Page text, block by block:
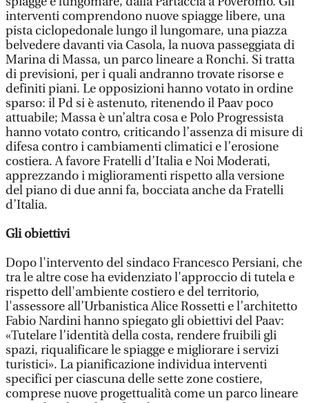
interventi comprendono nuove spiagge libere, una
pista ciclopedonale lungo il lungomare, una piazza
belvedere davanti via Casola, la nuova passeggiata di
Marina di Massa, un parco lineare a Ronchi. Si tratta
di previsioni, per i quali andranno trovate risorse e
definiti piani. Le opposizioni hanno votato in ordine
sparso: il Pd si è astenuto, ritenendo il Paav poco
attuabile; Massa è un’altra cosa e Polo Progressista
hanno votato contro, criticando l’assenza di misure di
difesa contro i cambiamenti climatici e l’erosione
costiera. A favore Fratelli d’Italia e Noi Moderati,
apprezzando i miglioramenti rispetto alla versione
del piano di due anni fa, bocciata anche da Fratelli
d’Italia.
Gli obiettivi
Dopo l'intervento del sindaco Francesco Persiani, che
tra le altre cose ha evidenziato l'approccio di tutela e
rispetto dell'ambiente costiero e del territorio,
l'assessore all’Urbanistica Alice Rossetti e l’architetto
Fabio Nardini hanno spiegato gli obiettivi del Paav:
«Tutelare l’identità della costa, rendere fruibili gli
spazi, riqualificare le spiagge e migliorare i servizi
turistici». La pianificazione individua interventi
specifici per ciascuna delle sette zone costiere,
comprese nuove progettualità come un parco lineare